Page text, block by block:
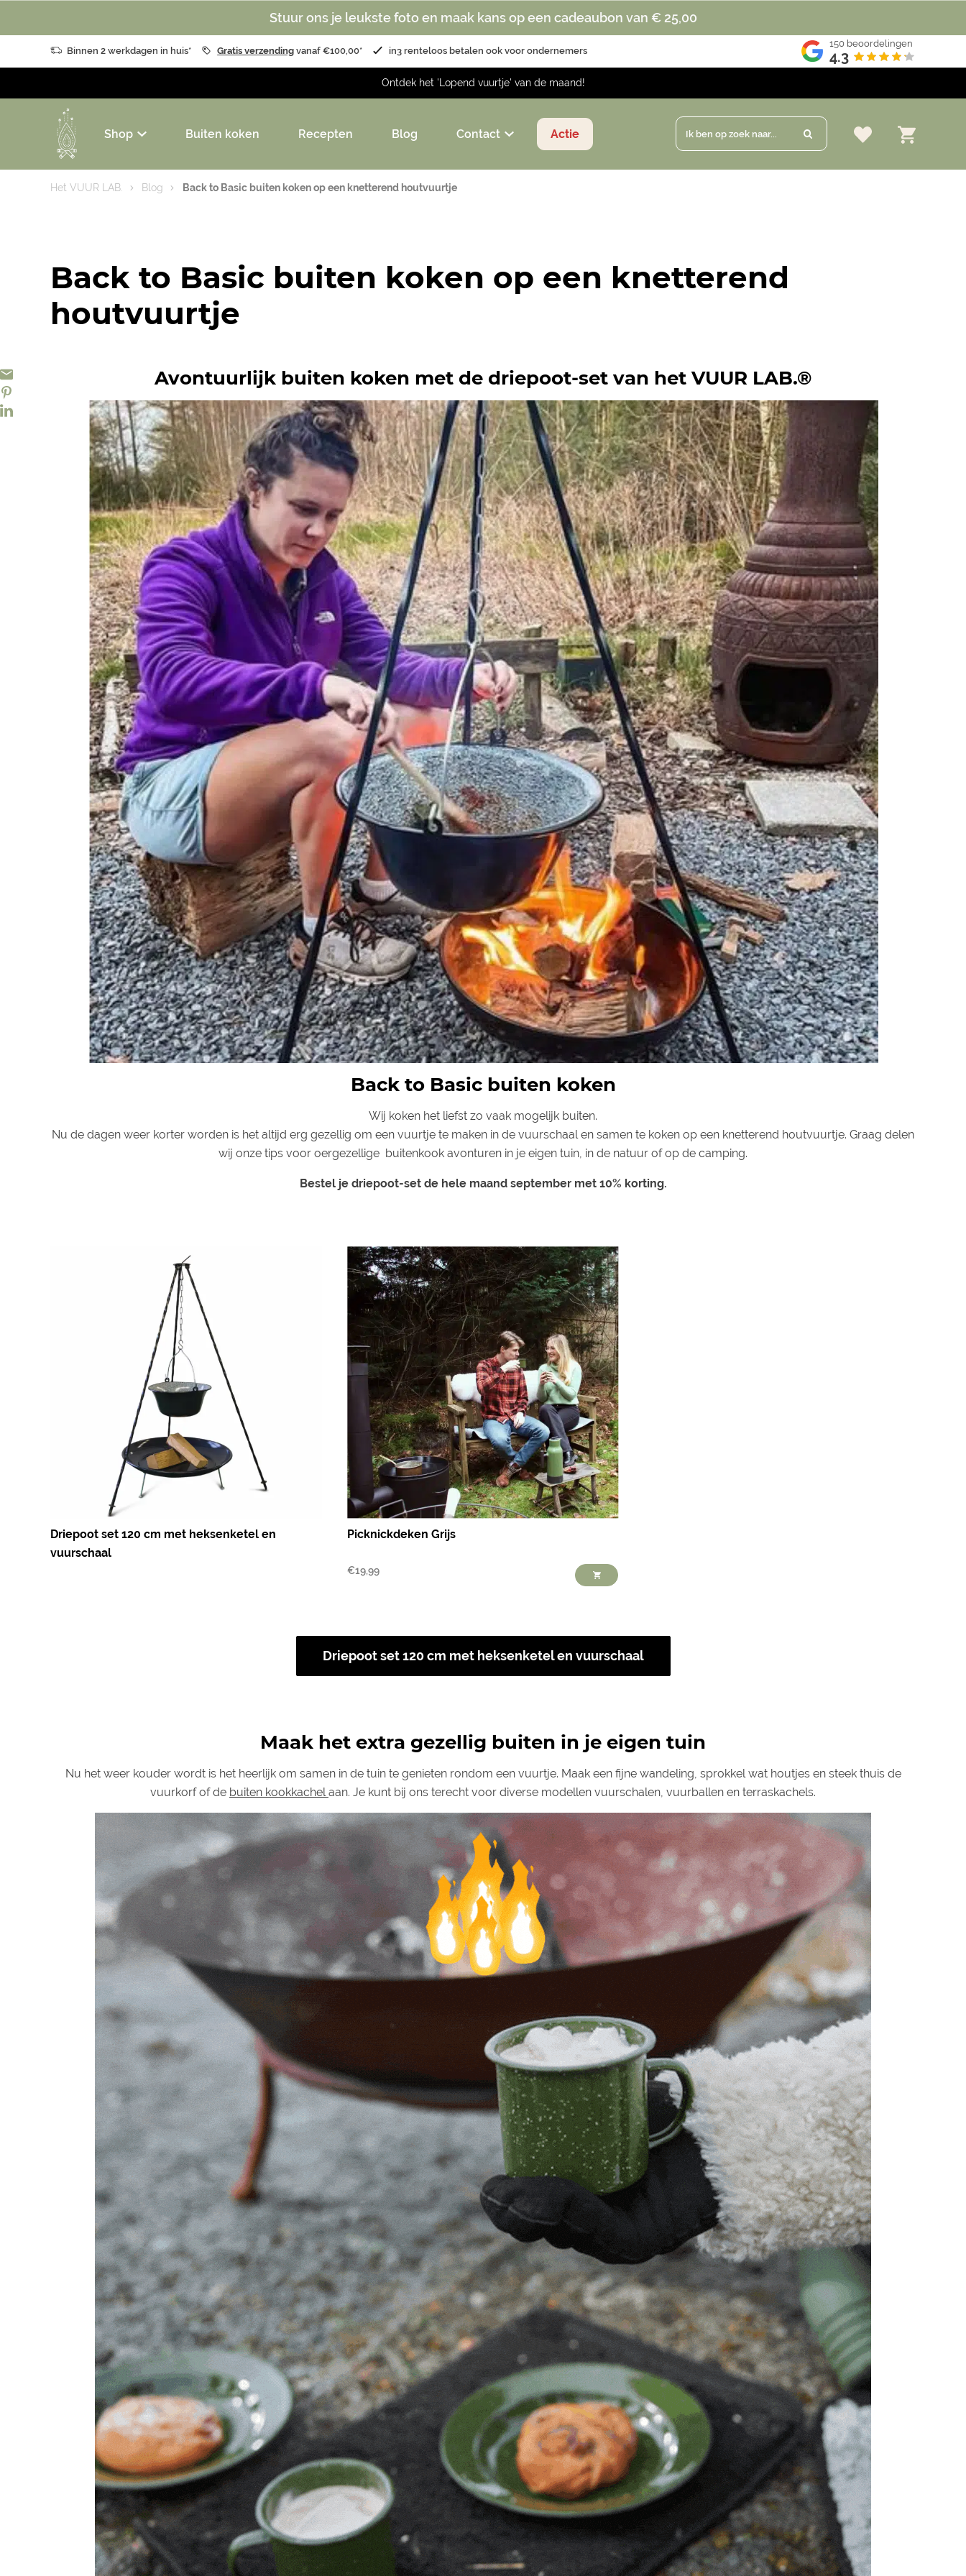
Stuur ons je leukste foto en maak kans op een cadeaubon van € 25,00
Binnen 2 werkdagen in huis* Gratis verzending vanaf €100,00* in3 renteloos betalen ook voor ondernemers
150beoordelingen
4.3
Ontdek het 'Lopend vuurtje' van de maand!
Shop Buiten koken Recepten Blog Contact Actie Ik ben op zoek naar...
Het VUUR LAB. Blog Back to Basic buiten koken op een knetterend houtvuurtje
Back to Basic buiten koken op een knetterend
houtvuurtje
Avontuurlijk buiten koken met de driepoot-set van het VUUR LAB.®
Back to Basic buiten koken
Wij koken het liefst zo vaak mogelijk buiten.
Nu de dagen weer korter worden is het altijd erg gezellig om een vuurtje te maken in de vuurschaal en samen te koken op een knetterend houtvuurtje. Graag delen
wij onze tips voor oergezellige buitenkook avonturen in je eigen tuin, in de natuur of op de camping.
Bestel je driepoot-set de hele maand september met 10% korting.
Driepoot set 120 cm met heksenketel en
vuurschaal
Picknickdeken Grijs
€19,99
Driepoot set 120 cm met heksenketel en vuurschaal
Maak het extra gezellig buiten in je eigen tuin
Nu het weer kouder wordt is het heerlijk om samen in de tuin te genieten rondom een vuurtje. Maak een fijne wandeling, sprokkel wat houtjes en steek thuis de
vuurkorf of de buiten kookkachelaan. Je kunt bij ons terecht voor diverse modellen vuurschalen, vuurballen en terraskachels.